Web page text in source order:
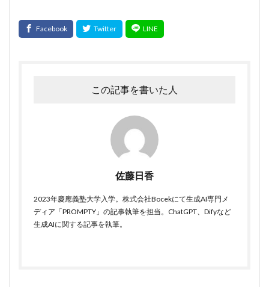
この記事を書いた人
佐藤日香
2023年慶應義塾大学入学。株式会社Bocekにて生成AI専門メ
ディア「PROMPTY」の記事執筆を担当。ChatGPT、Difyなど
生成AIに関する記事を執筆。